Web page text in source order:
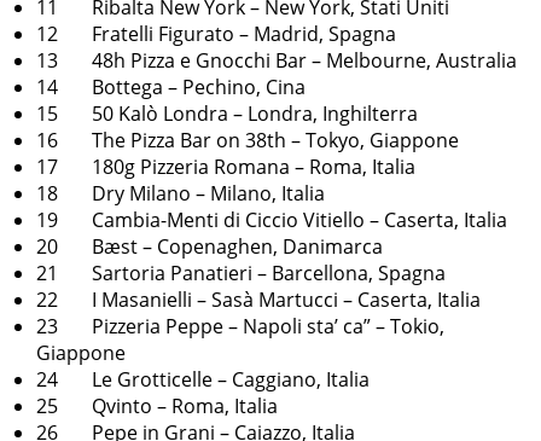
11 Ribalta New York – New York, Stati Uniti
12 Fratelli Figurato – Madrid, ​​Spagna
13 48h Pizza e Gnocchi Bar – Melbourne, Australia
14 Bottega – Pechino, Cina
15 50 Kalò Londra – Londra, Inghilterra
16 The Pizza Bar on 38th – Tokyo, Giappone
17 180g Pizzeria Romana – Roma, Italia
18 Dry Milano – Milano, Italia
19 Cambia-Menti di Ciccio Vitiello – Caserta, Italia
20 Bæst – Copenaghen, Danimarca
21 Sartoria Panatieri – Barcellona, ​​Spagna
22 I Masanielli – Sasà Martucci – Caserta, Italia
23 Pizzeria Peppe – Napoli sta’ ca” – Tokio,
Giappone
24 Le Grotticelle – Caggiano, Italia
25 Qvinto – Roma, Italia
26 Pepe in Grani – Caiazzo, Italia